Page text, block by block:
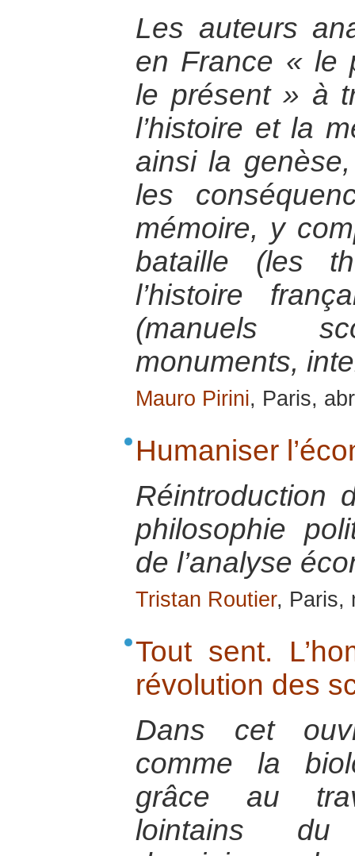
Les auteurs
en France « le
le présent » à
l’histoire et la
ainsi la
les
mémoire, y
bataille (les
l’histoire
(manuels
monuments,
Mauro Pirini, Paris,
Humaniser
Réintroduction
philosophie
de l’analyse
Tristan Routier, Paris,
Tout sent.
révolution des
Dans cet
comme la
grâce au
lointains du